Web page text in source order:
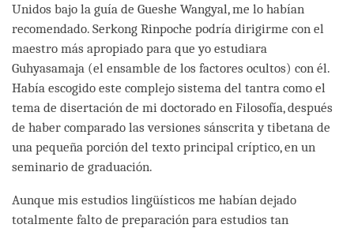
Unidos bajo la guía de Gueshe Wangyal, me lo habían
recomendado. Serkong Rinpoche podría dirigirme con el
maestro más apropiado para que yo estudiara
Guhyasamaja (el ensamble de los factores ocultos) con él.
Había escogido este complejo sistema del tantra como el
tema de disertación de mi doctorado en Filosofía, después
de haber comparado las versiones sánscrita y tibetana de
una pequeña porción del texto principal críptico, en un
seminario de graduación.
Aunque mis estudios lingüísticos me habían dejado
totalmente falto de preparación para estudios tan